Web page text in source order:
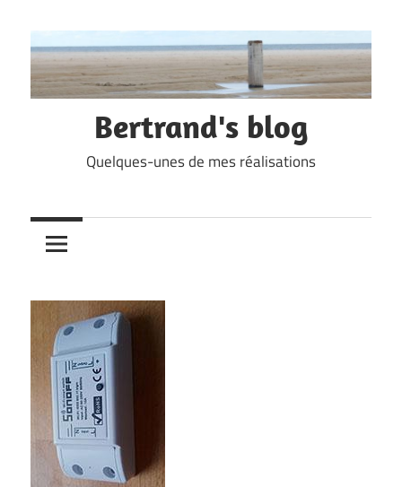
to
content
Bertrand's blog
Quelques-unes de mes réalisations